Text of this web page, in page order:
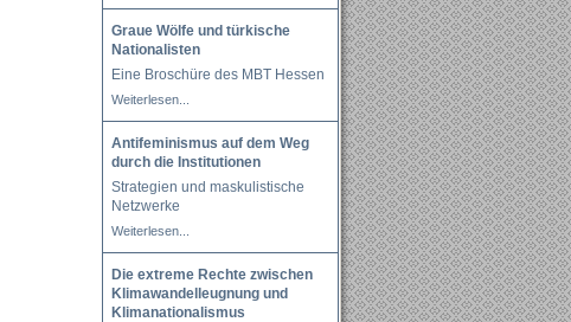
Graue Wölfe und türkische
Nationalisten
Eine Broschüre des MBT Hessen
Weiterlesen...
Antifeminismus auf dem Weg
durch die Institutionen
Strategien und maskulistische
Netzwerke
Weiterlesen...
Die extreme Rechte zwischen
Klimawandelleugnung und
Klimanationalismus